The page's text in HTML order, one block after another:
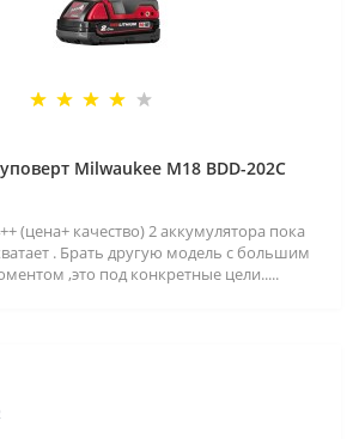
Milwaukee M18 BDD-202C
(цена+ качество) 2 аккумулятора пока
. Брать другую модель с большим
,это под конкретные цели.....